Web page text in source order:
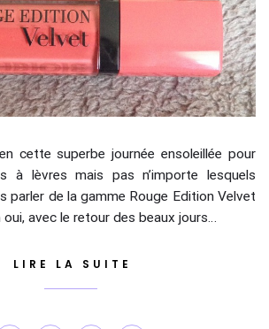
cette superbe journée ensoleillée pour
à lèvres mais pas n’importe lesquels
parler de la gamme Rouge Edition Velvet
avec le retour des beaux jours…
LIRE LA SUITE